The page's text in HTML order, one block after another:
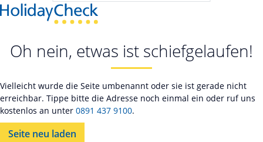
Oh nein, etwas ist schiefgelaufen!
Vielleicht wurde die Seite umbenannt oder sie ist gerade nicht
erreichbar. Tippe bitte die Adresse noch einmal ein oder ruf uns
kostenlos an unter 0891 437 9100.
Seite neu laden